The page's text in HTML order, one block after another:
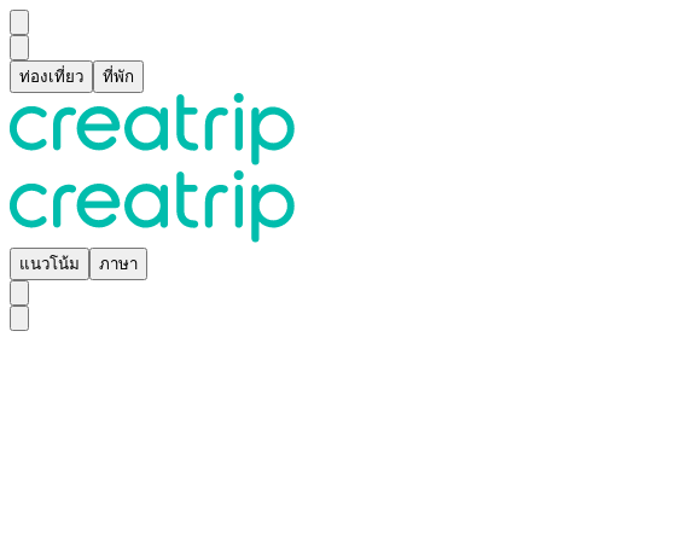
ท่องเที่ยว ที่พัก
แนวโน้ม ภาษา